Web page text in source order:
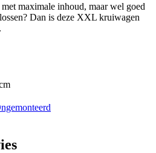
maximale inhoud, maar wel goed
Dan is deze XXL kruiwagen